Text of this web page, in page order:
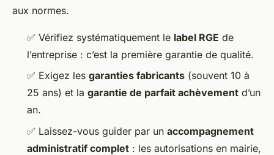
aux normes.
✅ Vérifiez systématiquement le label RGE de
l’entreprise : c’est la première garantie de qualité.
✅ Exigez les garanties fabricants (souvent 10 à
25 ans) et la garantie de parfait achèvement d’un
an.
✅ Laissez-vous guider par un accompagnement
administratif complet : les autorisations en mairie,